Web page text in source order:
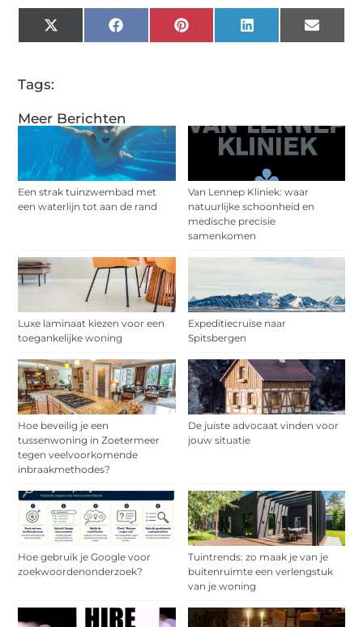
Meer Berichten
Een strak tuinzwembad met
een waterlijn tot aan de rand
Van Lennep Kliniek: waar
natuurlijke schoonheid en
medische precisie
samenkomen
Luxe laminaat kiezen voor een
toegankelijke woning
Expeditiecruise naar
Spitsbergen
Hoe beveilig je een
tussenwoning in Zoetermeer
tegen veelvoorkomende
inbraakmethodes?
De juiste advocaat vinden voor
jouw situatie
Hoe gebruik je Google voor
zoekwoordenonderzoek?
Tuintrends: zo maak je van je
buitenruimte een verlengstuk
van je woning
X
(Twitter)
FacebookPinterestLinkedInEmail
Tags: